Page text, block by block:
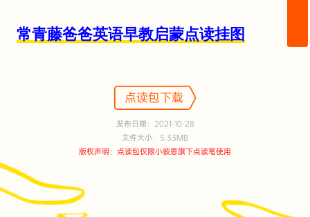
常青藤爸爸英语早教启蒙点读挂图
点读包下载
发布日期：2021-10-28
文件大小：5.33MB
版权声明：点读包仅限小彼恩旗下点读笔使用